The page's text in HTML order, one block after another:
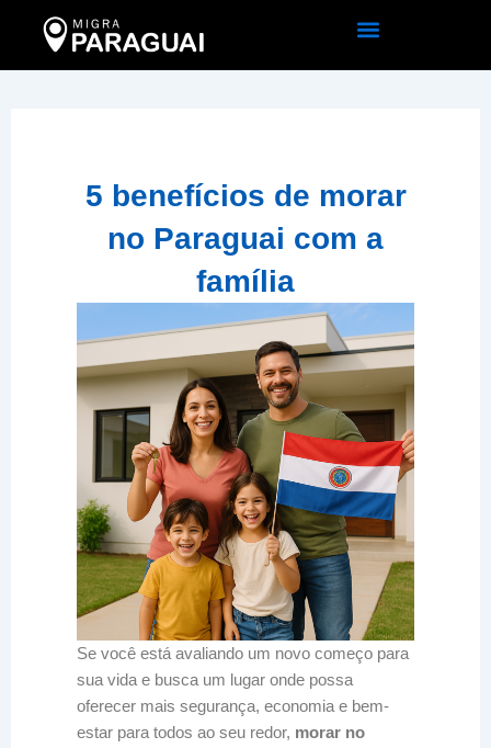
5 benefícios de morar
no Paraguai com a
família
Se você está avaliando um novo começo para
sua vida e busca um lugar onde possa
oferecer mais segurança, economia e bem-
estar para todos ao seu redor, morar no